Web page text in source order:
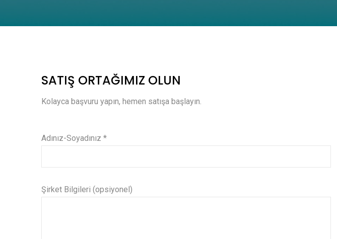
SATIŞ ORTAĞIMIZ OLUN
Kolayca başvuru yapın, hemen satışa başlayın.
Adınız-Soyadınız *
Şirket Bilgileri (opsiyonel)